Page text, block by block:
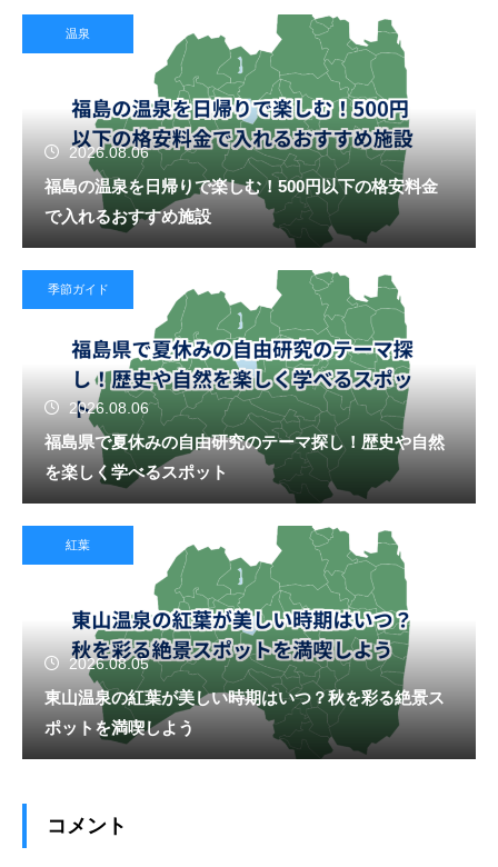
温泉
2026.08.06
福島の温泉を日帰りで楽しむ！500円以下の格安料金
で入れるおすすめ施設
季節ガイド
2026.08.06
福島県で夏休みの自由研究のテーマ探し！歴史や自然
を楽しく学べるスポット
紅葉
2026.08.05
東山温泉の紅葉が美しい時期はいつ？秋を彩る絶景ス
ポットを満喫しよう
コメント